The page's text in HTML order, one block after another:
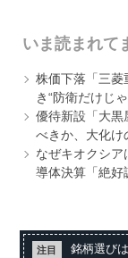
いま読まれて
株価下落「三菱
き“防衛だけじ
優待新設「大黒
べきか、大化け
なぜキオクシ
導体決算「絶好
注目
銘柄選び